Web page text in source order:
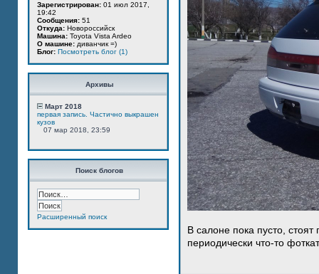
Зарегистрирован: 01 июл 2017,
19:42
Сообщения: 51
Откуда: Новороссийск
Машина: Toyota Vista Ardeo
О машине: диванчик =)
Блог: Посмотреть блог (1)
Архивы
Март 2018
первая запись. Частично выкрашен
кузов
07 мар 2018, 23:59
Поиск блогов
Расширенный поиск
В салоне пока пусто,
периодически что-то